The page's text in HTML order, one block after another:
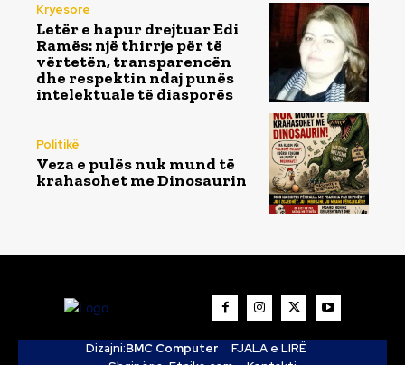
Kryesore
Letër e hapur drejtuar Edi
Ramës: një thirrje për të
vërtetën, transparencën
dhe respektin ndaj punës
intelektuale të diasporës
Politikë
Veza e pulës nuk mund të
krahasohet me Dinosaurin
Dizajni:BMC Computer
FJALA e LIRË